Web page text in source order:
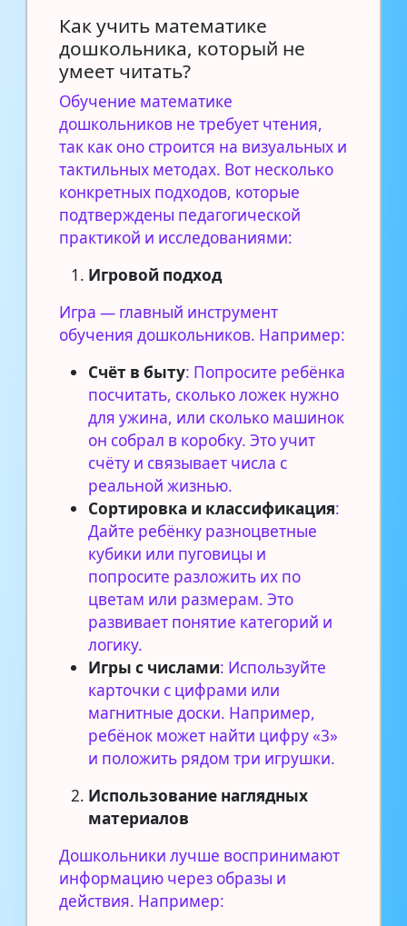
Как учить математике
дошкольника, который не
умеет читать?
Обучение математике
дошкольников не требует чтения,
так как оно строится на визуальных и
тактильных методах. Вот несколько
конкретных подходов, которые
подтверждены педагогической
практикой и исследованиями:
Игровой подход
Игра — главный инструмент
обучения дошкольников. Например:
Счёт в быту: Попросите ребёнка
посчитать, сколько ложек нужно
для ужина, или сколько машинок
он собрал в коробку. Это учит
счёту и связывает числа с
реальной жизнью.
Сортировка и классификация:
Дайте ребёнку разноцветные
кубики или пуговицы и
попросите разложить их по
цветам или размерам. Это
развивает понятие категорий и
логику.
Игры с числами: Используйте
карточки с цифрами или
магнитные доски. Например,
ребёнок может найти цифру «3»
и положить рядом три игрушки.
Использование наглядных
материалов
Дошкольники лучше воспринимают
информацию через образы и
действия. Например: